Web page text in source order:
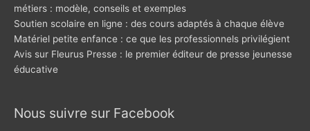
métiers : modèle, conseils et exemples
Soutien scolaire en ligne : des cours adaptés à chaque élève
Matériel petite enfance : ce que les professionnels privilégient
Avis sur Fleurus Presse : le premier éditeur de presse jeunesse
éducative
Nous suivre sur Facebook